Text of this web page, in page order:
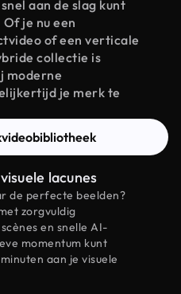
aan de slag kunt
je nu een
of een verticale
collectie is
moderne
je merk te
lacunes
de perfecte beelden?
zorgvuldig
en snelle AI-
momentum kunt
aan je visuele